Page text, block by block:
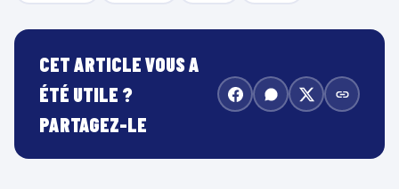
CET ARTICLE VOUS A
ÉTÉ UTILE ?
PARTAGEZ-LE